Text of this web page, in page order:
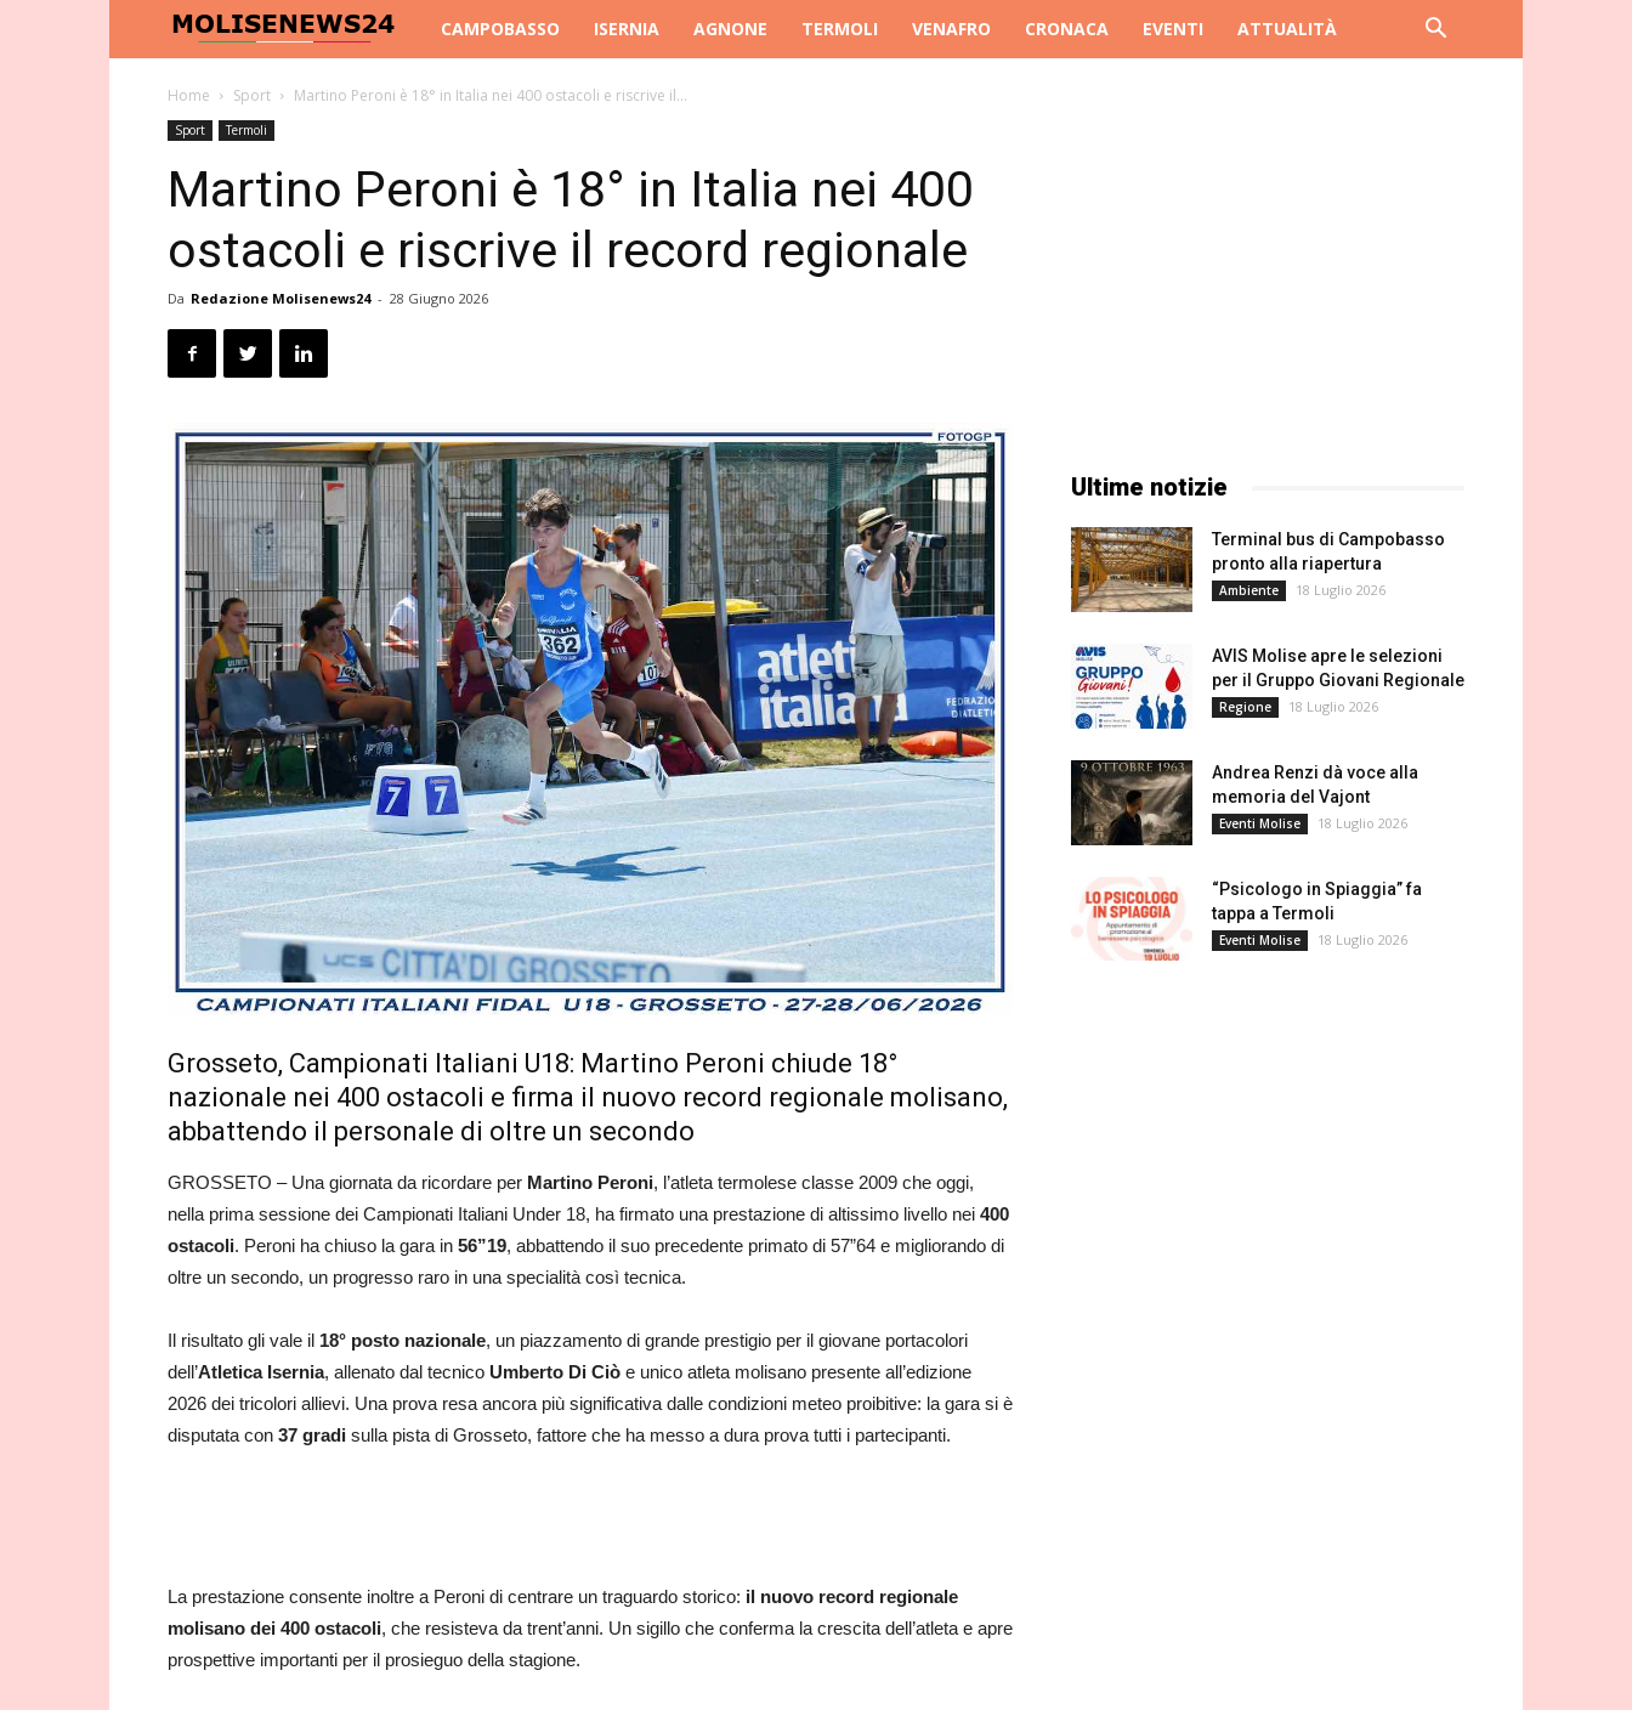
Molise
News
CAMPOBASSO ISERNIA AGNONE TERMOLI VENAFRO CRONACA EVENTI ATTUALITÀ
Home Sport Martino Peroni è 18° in Italia nei 400 ostacoli e riscrive il...
Sport Termoli
Martino Peroni è 18° in Italia nei 400
ostacoli e riscrive il record regionale
Da Redazione Molisenews24 - 28 Giugno 2026
Grosseto, Campionati Italiani U18: Martino Peroni chiude 18°
nazionale nei 400 ostacoli e firma il nuovo record regionale molisano,
abbattendo il personale di oltre un secondo
GROSSETO – Una giornata da ricordare per Martino Peroni, l’atleta termolese classe 2009 che oggi,
nella prima sessione dei Campionati Italiani Under 18, ha firmato una prestazione di altissimo livello nei 400
ostacoli. Peroni ha chiuso la gara in 56”19, abbattendo il suo precedente primato di 57”64 e migliorando di
oltre un secondo, un progresso raro in una specialità così tecnica.
Il risultato gli vale il 18° posto nazionale, un piazzamento di grande prestigio per il giovane portacolori
dell’Atletica Isernia, allenato dal tecnico Umberto Di Ciò e unico atleta molisano presente all’edizione
2026 dei tricolori allievi. Una prova resa ancora più significativa dalle condizioni meteo proibitive: la gara si è
disputata con 37 gradi sulla pista di Grosseto, fattore che ha messo a dura prova tutti i partecipanti.
La prestazione consente inoltre a Peroni di centrare un traguardo storico: il nuovo record regionale
molisano dei 400 ostacoli, che resisteva da trent’anni. Un sigillo che conferma la crescita dell’atleta e apre
prospettive importanti per il prosieguo della stagione.
Ultime notizie
Terminal bus di Campobasso
pronto alla riapertura
Ambiente 18 Luglio 2026
AVIS Molise apre le selezioni
per il Gruppo Giovani Regionale
Regione 18 Luglio 2026
Andrea Renzi dà voce alla
memoria del Vajont
Eventi Molise 18 Luglio 2026
“Psicologo in Spiaggia” fa
tappa a Termoli
Eventi Molise 18 Luglio 2026